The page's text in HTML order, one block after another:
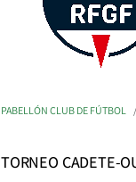
PABELLÓN CLUB DE FÚTBOL
TORNEO CADETE-